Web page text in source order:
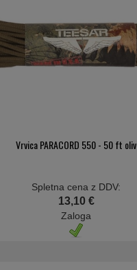
Vrvica PARACORD 550 - 50 ft oliv
Spletna cena z DDV:
13,10 €
Zaloga